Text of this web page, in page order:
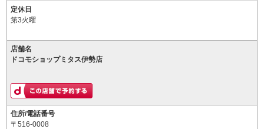
定休日
第3火曜
店舗名
ドコモショップミタス伊勢店
住所/電話番号
〒516-0008